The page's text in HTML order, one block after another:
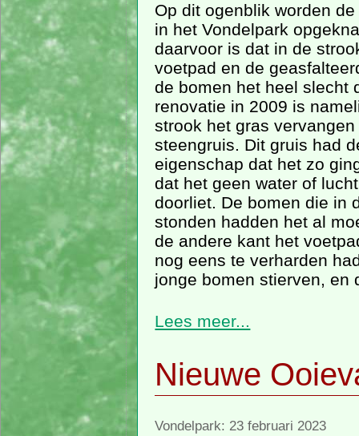
Op dit ogenblik worden
in het Vondelpark
daarvoor is dat in de
voetpad en de
de bomen het heel slecht
renovatie in 2009 is
strook het gras
steengruis. Dit gruis had
eigenschap dat het zo
dat het geen water of
doorliet. De bomen die in
stonden hadden het al
de andere kant het
nog eens te verharden
jonge bomen stierven, en
Lees meer...
Nieuwe
Vondelpark: 23 februari 2023